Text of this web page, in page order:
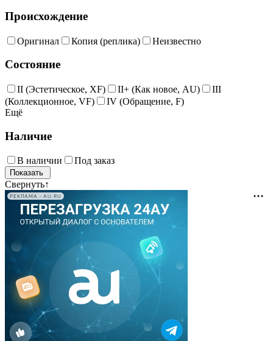
Происхождение
Оригинал Копия (реплика) Неизвестно
Состояние
II (Эстетическое, XF) II+ (Как новое, AU)
III
(Коллекционное, VF)
IV (Обращение, F)
Ещё
Наличие
В наличии Под заказ
Свернуть↑
РЕКЛАМА • AU.RU